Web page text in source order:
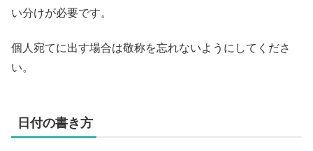
い分けが必要です。
個人宛てに出す場合は敬称を忘れないようにしてくださ
い。
日付の書き方